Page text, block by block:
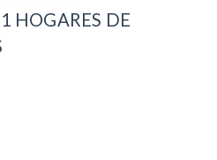
HOGARES DE